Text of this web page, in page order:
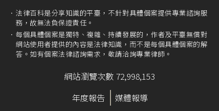
法律百科是分享知識的平臺，不針對具體個案提供專業諮詢服
務，故無法負保證責任。
每個具體個案是獨特、複雜、持續發展的，作者及平臺無償對
網站使用者提供的內容是法律知識，而不是每個具體個案的解
答。如有個案法律諮詢需求，敬請洽詢專業律師。
網站瀏覽次數 72,998,153
年度報告
媒體報導